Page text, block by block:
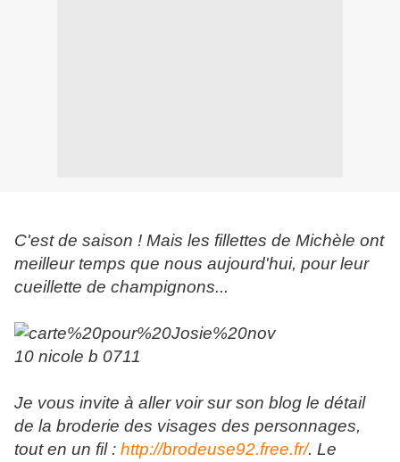
C'est de saison ! Mais les fillettes de Michèle ont
meilleur temps que nous aujourd'hui, pour leur
cueillette de champignons...
Je vous invite à aller voir sur son blog le détail
de la broderie des visages des personnages,
tout en un fil : http://brodeuse92.free.fr/. Le